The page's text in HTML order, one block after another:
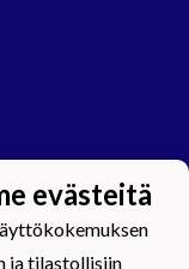
evästeitä
ja tilastollisiin